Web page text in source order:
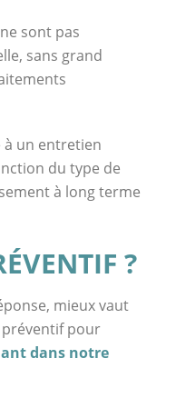
sont pas
sans grand
un entretien
du type de
à long terme
?
mieux vaut
préventif pour
dans notre